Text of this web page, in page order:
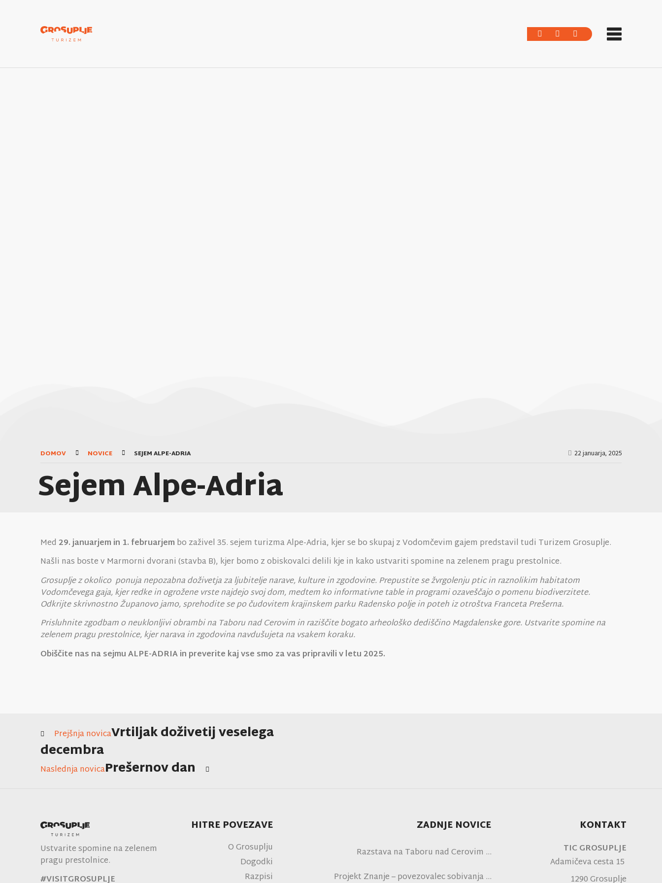
DOMOV NOVICE SEJEM ALPE-ADRIA 22 januarja, 2025
Sejem Alpe-Adria
Med 29. januarjem in 1. februarjem bo zaživel 35. sejem turizma Alpe-Adria, kjer se bo skupaj z Vodomčevim gajem predstavil tudi Turizem Grosuplje.
Našli nas boste v Marmorni dvorani (stavba B), kjer bomo z obiskovalci delili kje in kako ustvariti spomine na zelenem pragu prestolnice.
Grosuplje z okolico ponuja nepozabna doživetja za ljubitelje narave, kulture in zgodovine. Prepustite se žvrgolenju ptic in raznolikim habitatom
Vodomčevega gaja, kjer redke in ogrožene vrste najdejo svoj dom, medtem ko informativne table in programi ozaveščajo o pomenu biodiverzitete.
Odkrijte skrivnostno Županovo jamo, sprehodite se po čudovitem krajinskem parku Radensko polje in poteh iz otroštva Franceta Prešerna.
Prisluhnite zgodbam o neuklonljivi obrambi na Taboru nad Cerovim in raziščite bogato arheološko dediščino Magdalenske gore. Ustvarite spomine na
zelenem pragu prestolnice, kjer narava in zgodovina navdušujeta na vsakem koraku.
Obiščite nas na sejmu ALPE-ADRIA in preverite kaj vse smo za vas pripravili v letu 2025.
Prejšnja novicaVrtiljak doživetij veselega
decembra
Naslednja novicaPrešernov dan
Ustvarite spomine na zelenem
pragu prestolnice.
#VISITGROSUPLJE
HITRE POVEZAVE
O Grosuplju
Dogodki
Razpisi
ZADNJE NOVICE
Razstava na Taboru nad Cerovim
Projekt Znanje – povezovalec sobivanja
KONTAKT
TIC GROSUPLJE
Adamičeva cesta 15
1290 Grosuplje